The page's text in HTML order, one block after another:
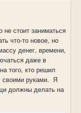
не стоит заниматься
что-то новое, но
денег, времени,
даже в
того, кто решил
своими руками.  Я
должны делать на